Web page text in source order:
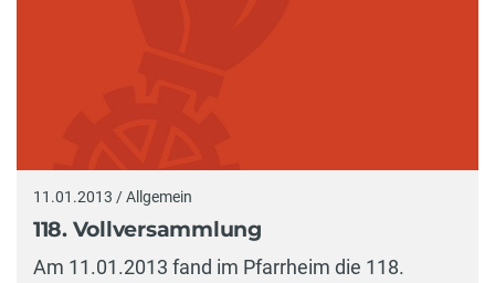
11.01.2013 / Allgemein
118. Vollversammlung
Am 11.01.2013 fand im Pfarrheim die 118.